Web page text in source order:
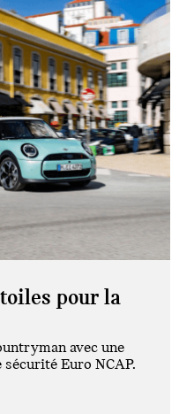
pour la
avec une
Euro NCAP.